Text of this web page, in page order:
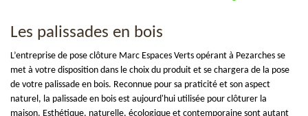
Les palissades en bois
L’entreprise de pose clôture Marc Espaces Verts opérant à Pezarches se
met à votre disposition dans le choix du produit et se chargera de la pose
de votre palissade en bois. Reconnue pour sa praticité et son aspect
naturel, la palissade en bois est aujourd'hui utilisée pour clôturer la
maison. Esthétique, naturelle, écologique et contemporaine sont autant